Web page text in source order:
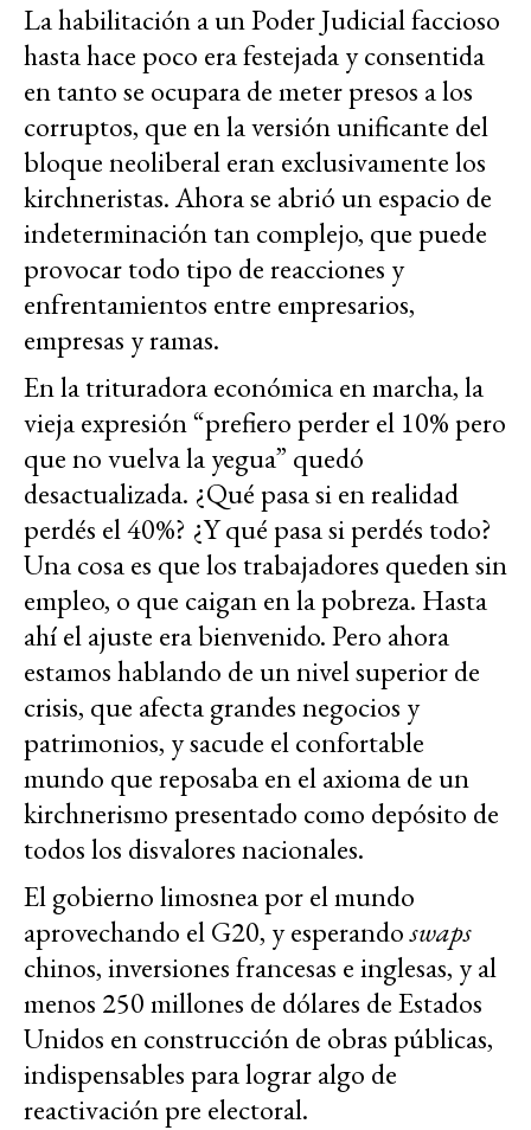
La habilitación a un Poder Judicial faccioso
hasta hace poco era festejada y consentida
en tanto se ocupara de meter presos a los
corruptos, que en la versión unificante del
bloque neoliberal eran exclusivamente los
kirchneristas. Ahora se abrió un espacio de
indeterminación tan complejo, que puede
provocar todo tipo de reacciones y
enfrentamientos entre empresarios,
empresas y ramas.
En la trituradora económica en marcha, la
vieja expresión “prefiero perder el 10% pero
que no vuelva la yegua” quedó
desactualizada. ¿Qué pasa si en realidad
perdés el 40%? ¿Y qué pasa si perdés todo?
Una cosa es que los trabajadores queden sin
empleo, o que caigan en la pobreza. Hasta
ahí el ajuste era bienvenido. Pero ahora
estamos hablando de un nivel superior de
crisis, que afecta grandes negocios y
patrimonios, y sacude el confortable
mundo que reposaba en el axioma de un
kirchnerismo presentado como depósito de
todos los disvalores nacionales.
El gobierno limosnea por el mundo
aprovechando el G20, y esperandoswaps
chinos, inversiones francesas e inglesas, y al
menos 250 millones de dólares de Estados
Unidos en construcción de obras públicas,
indispensables para lograr algo de
reactivación pre electoral.